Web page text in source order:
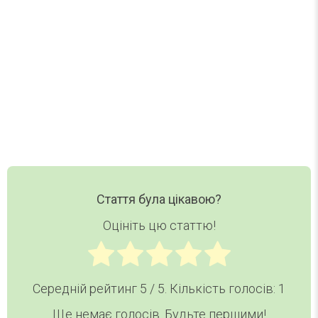
Стаття була цікавою?
Оцініть цю статтю!
Середній рейтинг 5 / 5. Кількість голосів: 1
Ще немає голосів. Будьте першими!